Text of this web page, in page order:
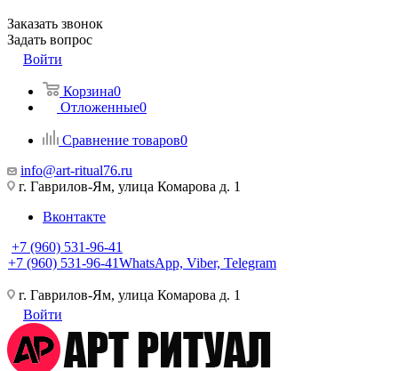
Заказать звонок
Задать вопрос
Войти
Корзина0
Отложенные0
Сравнение товаров0
info@art-ritual76.ru
г. Гаврилов-Ям, улица Комарова д. 1
Вконтакте
+7 (960) 531-96-41
+7 (960) 531-96-41WhatsApp, Viber, Telegram
г. Гаврилов-Ям, улица Комарова д. 1
Войти